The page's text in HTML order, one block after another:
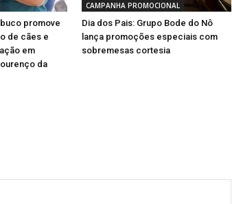
promove
de cães e
em
da
CAMPANHA PROMOCIONAL
Dia dos Pais: Grupo Bode do Nô
lança promoções especiais com
sobremesas cortesia